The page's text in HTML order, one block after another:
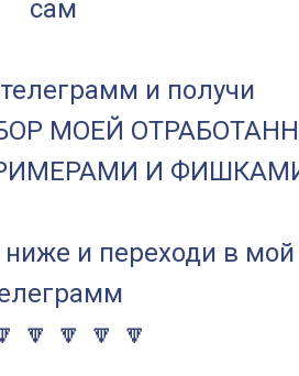
сам
и получи
МОЕЙ
И
и переходи в мой
🔽 🔽 🔽 🔽